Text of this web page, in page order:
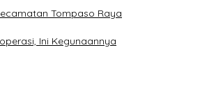
Tompaso Raya
Ini Kegunaannya